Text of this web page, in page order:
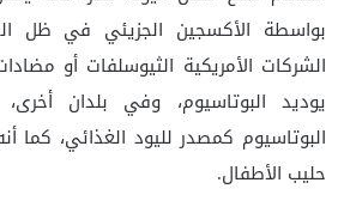
بواسطة الأكسجين الجزيئي في ظل
الشركات الأمريكية الثيوسلفات أو
يوديد البوتاسيوم، وفي بلدان
البوتاسيوم كمصدر لليود الغذائي، كما
حليب الأطفال.